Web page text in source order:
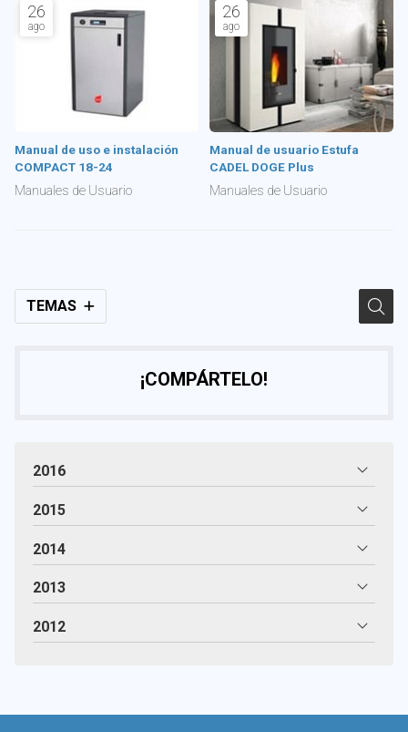
TEMAS
26
ago
Manual de uso e instalación
COMPACT 18-24
Manuales de Usuario
26
ago
Manual de usuario Estufa
CADEL DOGE Plus
Manuales de Usuario
¡COMPÁRTELO!
2016
2015
2014
2013
2012